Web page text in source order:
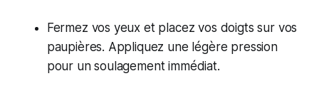
Fermez vos yeux et placez vos doigts sur vos
paupières. Appliquez une légère pression
pour un soulagement immédiat.